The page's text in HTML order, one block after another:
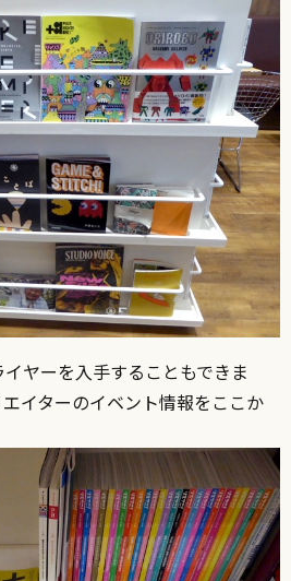
ヤーを入手することもできま
イターのイベント情報をここか